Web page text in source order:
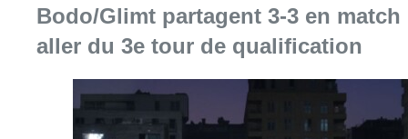
Bodo/Glimt partagent 3-3 en match
aller du 3e tour de qualification